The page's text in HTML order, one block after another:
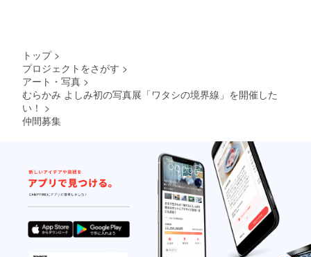
トップ >
プロジェクトをさがす >
アート・写真 >
むらかみ よしみ初の写真展「ワタシの境界線」を開催した
い！ >
仲間募集